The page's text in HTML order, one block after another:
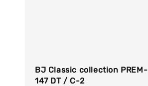
BJ Classic collection PREM-
147 DT / C-2